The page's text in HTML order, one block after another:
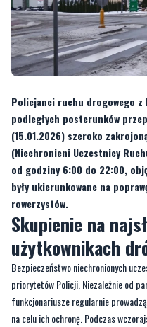
Policjanci ruchu drogowego z
podległych posterunków
(15.01.2026) szeroko
(Niechronieni Uczestnicy
od godziny 6:00 do 22:00,
były ukierunkowane na
rowerzystów.
Skupienie na
użytkownikach
Bezpieczeństwo niechronionych
priorytetów Policji. Niezależnie od
funkcjonariusze regularnie
na celu ich ochronę. Podczas